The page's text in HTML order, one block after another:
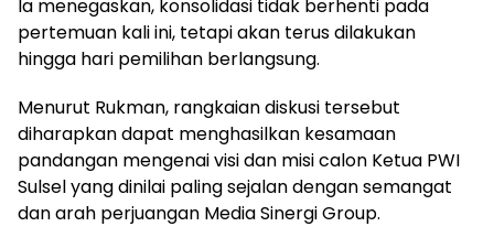
Ia menegaskan, konsolidasi tidak berhenti pada
pertemuan kali ini, tetapi akan terus dilakukan
hingga hari pemilihan berlangsung.
Menurut Rukman, rangkaian diskusi tersebut
diharapkan dapat menghasilkan kesamaan
pandangan mengenai visi dan misi calon Ketua PWI
Sulsel yang dinilai paling sejalan dengan semangat
dan arah perjuangan Media Sinergi Group.